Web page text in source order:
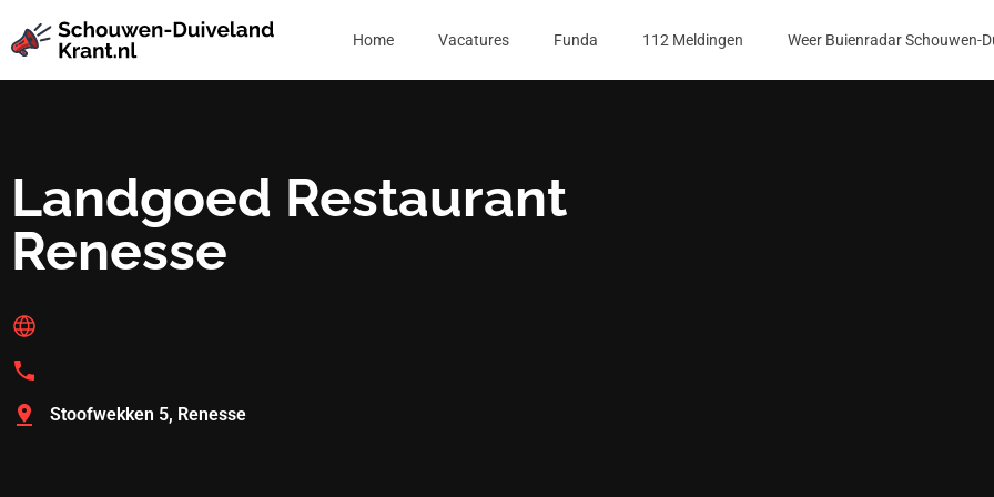
Home Vacatures Funda 112 Meldingen Weer Buienradar Schouwen-
Landgoed Restaurant
Renesse
Stoofwekken 5, Renesse